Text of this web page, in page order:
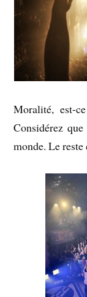
Moralité, est-
Considérez
monde. Le reste